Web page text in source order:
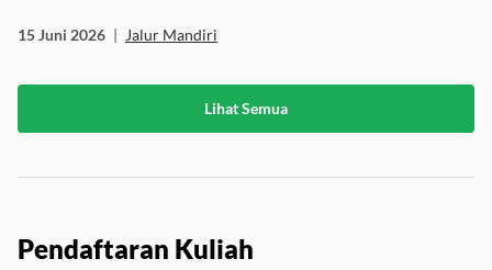
15 Juni 2026 | Jalur Mandiri
Lihat Semua
Pendaftaran Kuliah